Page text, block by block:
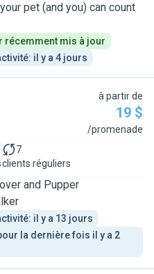
pet (and you) can count
récemment mis à jour
il y a 4 jours
à partir de
19 $
/promenade
7
clients réguliers
and Pupper
il y a 13 jours
la dernière fois il y a 2